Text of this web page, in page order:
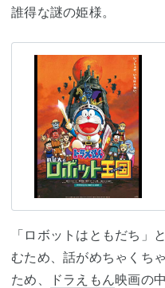
誰得な謎の姫様。
「ロボットはともだち」
むため、話がめちゃくち
ため、
ドラえもん映画の